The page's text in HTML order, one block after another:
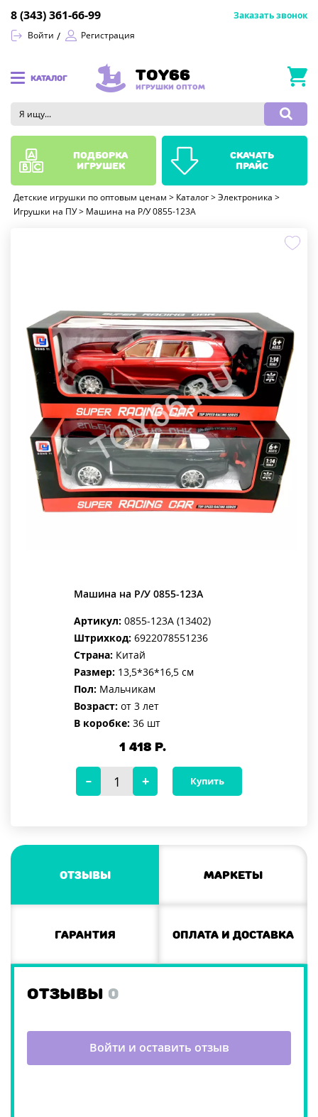
Войти Регистрация
8 (343) 361-66-99 Заказать звонок
КАТАЛОГ TOY66
ИГРУШКИ ОПТОМ
Детские игрушки по оптовым ценам > Каталог > Электроника >
Игрушки на ПУ> Машина на Р/У 0855-123A
Машина на Р/У 0855-123A
Артикул: 0855-123A (13402)
Штрихкод: 6922078551236
Страна: Китай
Размер: 13,5*36*16,5 см
Пол: Мальчикам
Возраст: от 3 лет
В коробке: 36 шт
1 418Р.
Купить
Отзывы Маркеты
Гарантия Оплата и доставка
ОТЗЫВЫ 0
Войти и оставить отзыв
подборка
игрушек
скачать
прайс